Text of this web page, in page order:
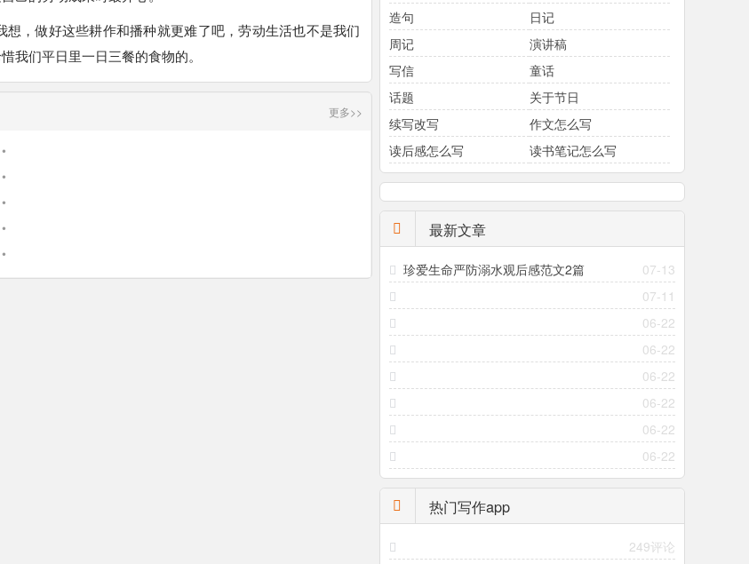
，做好这些耕作和播种就更难了吧，劳动生活也不是我们
们平日里一日三餐的食物的。
更多>>
•
•
•
•
•
造句
日记
周记
演讲稿
写信
童话
话题
关于节日
续写改写
作文怎么写
读后感怎么写
读书笔记怎么写
最新文章
07-13
珍爱生命严防溺水观后感范文2篇
07-11
06-22
06-22
06-22
06-22
06-22
06-22
热门写作app
249评论